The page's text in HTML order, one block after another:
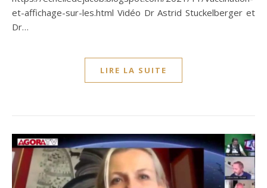
et-affichage-sur-les.html Vidéo Dr Astrid Stuckelberger et
Dr…
LIRE LA SUITE